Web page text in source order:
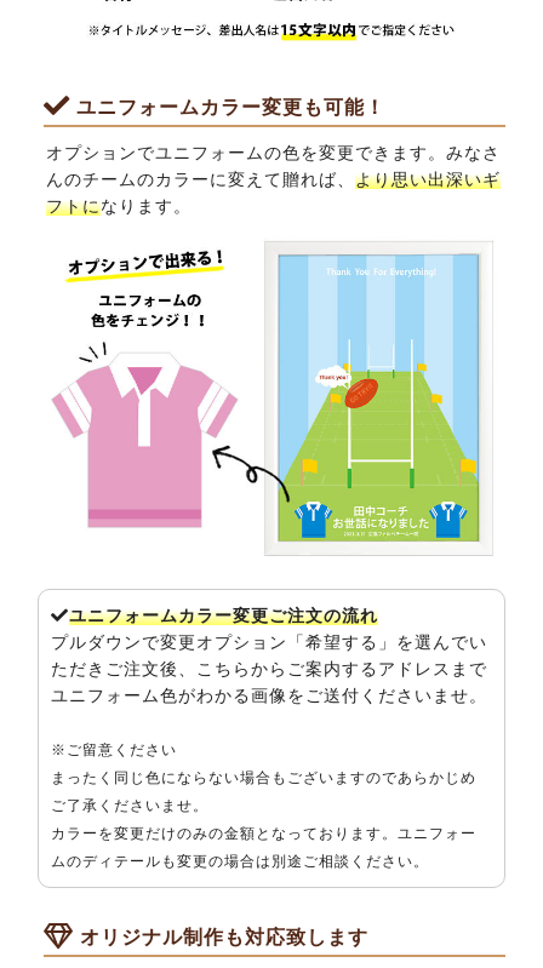
ユニフォームカラー変更も可能！
オプションでユニフォームの色を変更できます。みなさ
んのチームのカラーに変えて贈れば、より思い出深いギ
フトになります。
ユニフォームカラー変更ご注文の流れ
プルダウンで変更オプション「希望する」を選んでい
ただきご注文後、こちらからご案内するアドレスまで
ユニフォーム色がわかる画像をご送付くださいませ。
※ご留意ください
まったく同じ色にならない場合もございますのであらかじめ
ご了承くださいませ。
カラーを変更だけのみの金額となっております。ユニフォー
ムのディテールも変更の場合は別途ご相談ください。
オリジナル制作も対応致します